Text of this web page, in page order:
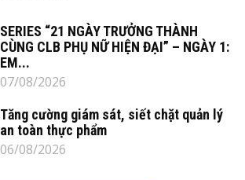
SERIES “21 NGÀY TRƯỞNG THÀNH
CÙNG CLB PHỤ NỮ HIỆN ĐẠI” – NGÀY 1:
EM...
07/08/2026
Tăng cường giám sát, siết chặt quản lý
an toàn thực phẩm
06/08/2026